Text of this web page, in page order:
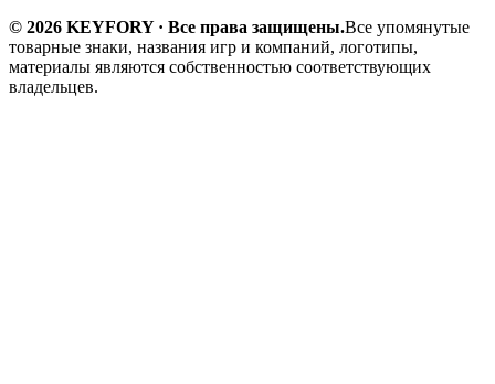
© 2026 KEYFORY · Все права защищены.Все упомянутые
товарные знаки, названия игр и компаний, логотипы,
материалы являются собственностью соответствующих
владельцев.